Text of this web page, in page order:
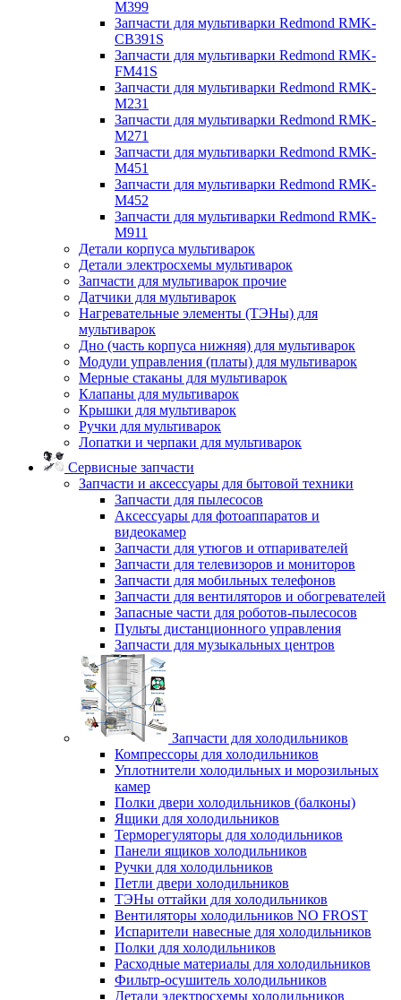
M399
Запчасти для мультиварки Redmond RMK-
CB391S
Запчасти для мультиварки Redmond RMK-
FM41S
Запчасти для мультиварки Redmond RMK-
M231
Запчасти для мультиварки Redmond RMK-
M271
Запчасти для мультиварки Redmond RMK-
M451
Запчасти для мультиварки Redmond RMK-
M452
Запчасти для мультиварки Redmond RMK-
M911
Детали корпуса мультиварок
Детали электросхемы мультиварок
Запчасти для мультиварок прочие
Датчики для мультиварок
Нагревательные элементы (ТЭНы) для
мультиварок
Дно (часть корпуса нижняя) для мультиварок
Модули управления (платы) для мультиварок
Мерные стаканы для мультиварок
Клапаны для мультиварок
Крышки для мультиварок
Ручки для мультиварок
Лопатки и черпаки для мультиварок
Сервисные запчасти
Запчасти и аксессуары для бытовой техники
Запчасти для пылесосов
Аксессуары для фотоаппаратов и
видеокамер
Запчасти для утюгов и отпаривателей
Запчасти для телевизоров и мониторов
Запчасти для мобильных телефонов
Запчасти для вентиляторов и обогревателей
Запасные части для роботов-пылесосов
Пульты дистанционного управления
Запчасти для музыкальных центров
Запчасти для холодильников
Компрессоры для холодильников
Уплотнители холодильных и морозильных
камер
Полки двери холодильников (балконы)
Ящики для холодильников
Терморегуляторы для холодильников
Панели ящиков холодильников
Ручки для холодильников
Петли двери холодильников
ТЭНы оттайки для холодильников
Вентиляторы холодильников NO FROST
Испарители навесные для холодильников
Полки для холодильников
Расходные материалы для холодильников
Фильтр-осушитель холодильников
Детали электросхемы холодильников